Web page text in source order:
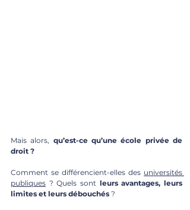
Mais alors, qu’est-ce qu’une école privée de
droit ?
Comment se différencient-elles des universités
publiques ? Quels sont leurs avantages, leurs
limites et leurs débouchés ?